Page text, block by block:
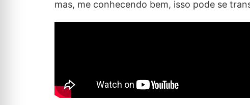
mas, me conhecendo bem, isso pode se